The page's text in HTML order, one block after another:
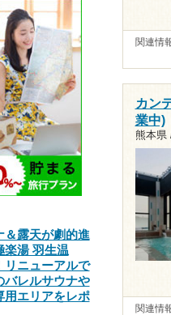
関連情
カン
業中)
熊本県
関連情
＆露天が劇的進
楽湯 羽生温
リニューアルで
バレルサウナや
用エリアをレポ